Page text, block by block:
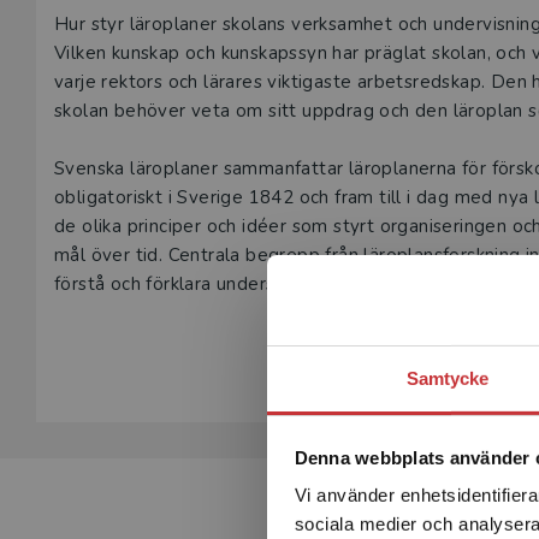
Samtycke
Denna webbplats använder
Vi använder
sociala medier och
Beskrivning
Hur styr läroplaner skolans verksamhet och
Vilken kunskap och kunskapssyn har präglat skolan,
varje rektors och lärares viktigaste arbetsredskap.
skolan behöver veta om sitt uppdrag och den läroplan
Svenska läroplaner sammanfattar läroplanerna för
obligatoriskt i Sverige 1842 och fram till i dag med
de olika principer och idéer som styrt organiseringen
mål över tid. Centrala begrepp från läroplansforskning
förstå och förklara underströmmarna i skolans
professionella en kunskapsgrund att stå på för att